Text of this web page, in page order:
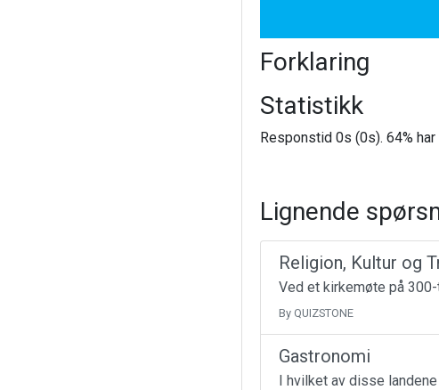
Forklaring
Statistikk
Responstid 0s (0s). 64%
Lignende
Religion, Kultur og
Ved et kirkemøte på
By QUIZSTONE
Gastronomi
I hvilket av disse